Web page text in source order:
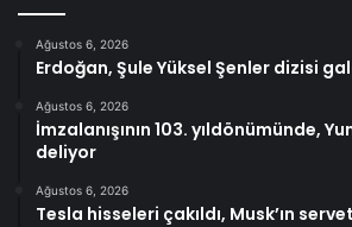
Ağustos 6, 2026
Erdoğan, Şule Yüksel Şenler dizisi
Ağustos 6, 2026
İmzalanışının 103. yıldönümünde,
deliyor
Ağustos 6, 2026
Tesla hisseleri çakıldı, Musk’ın